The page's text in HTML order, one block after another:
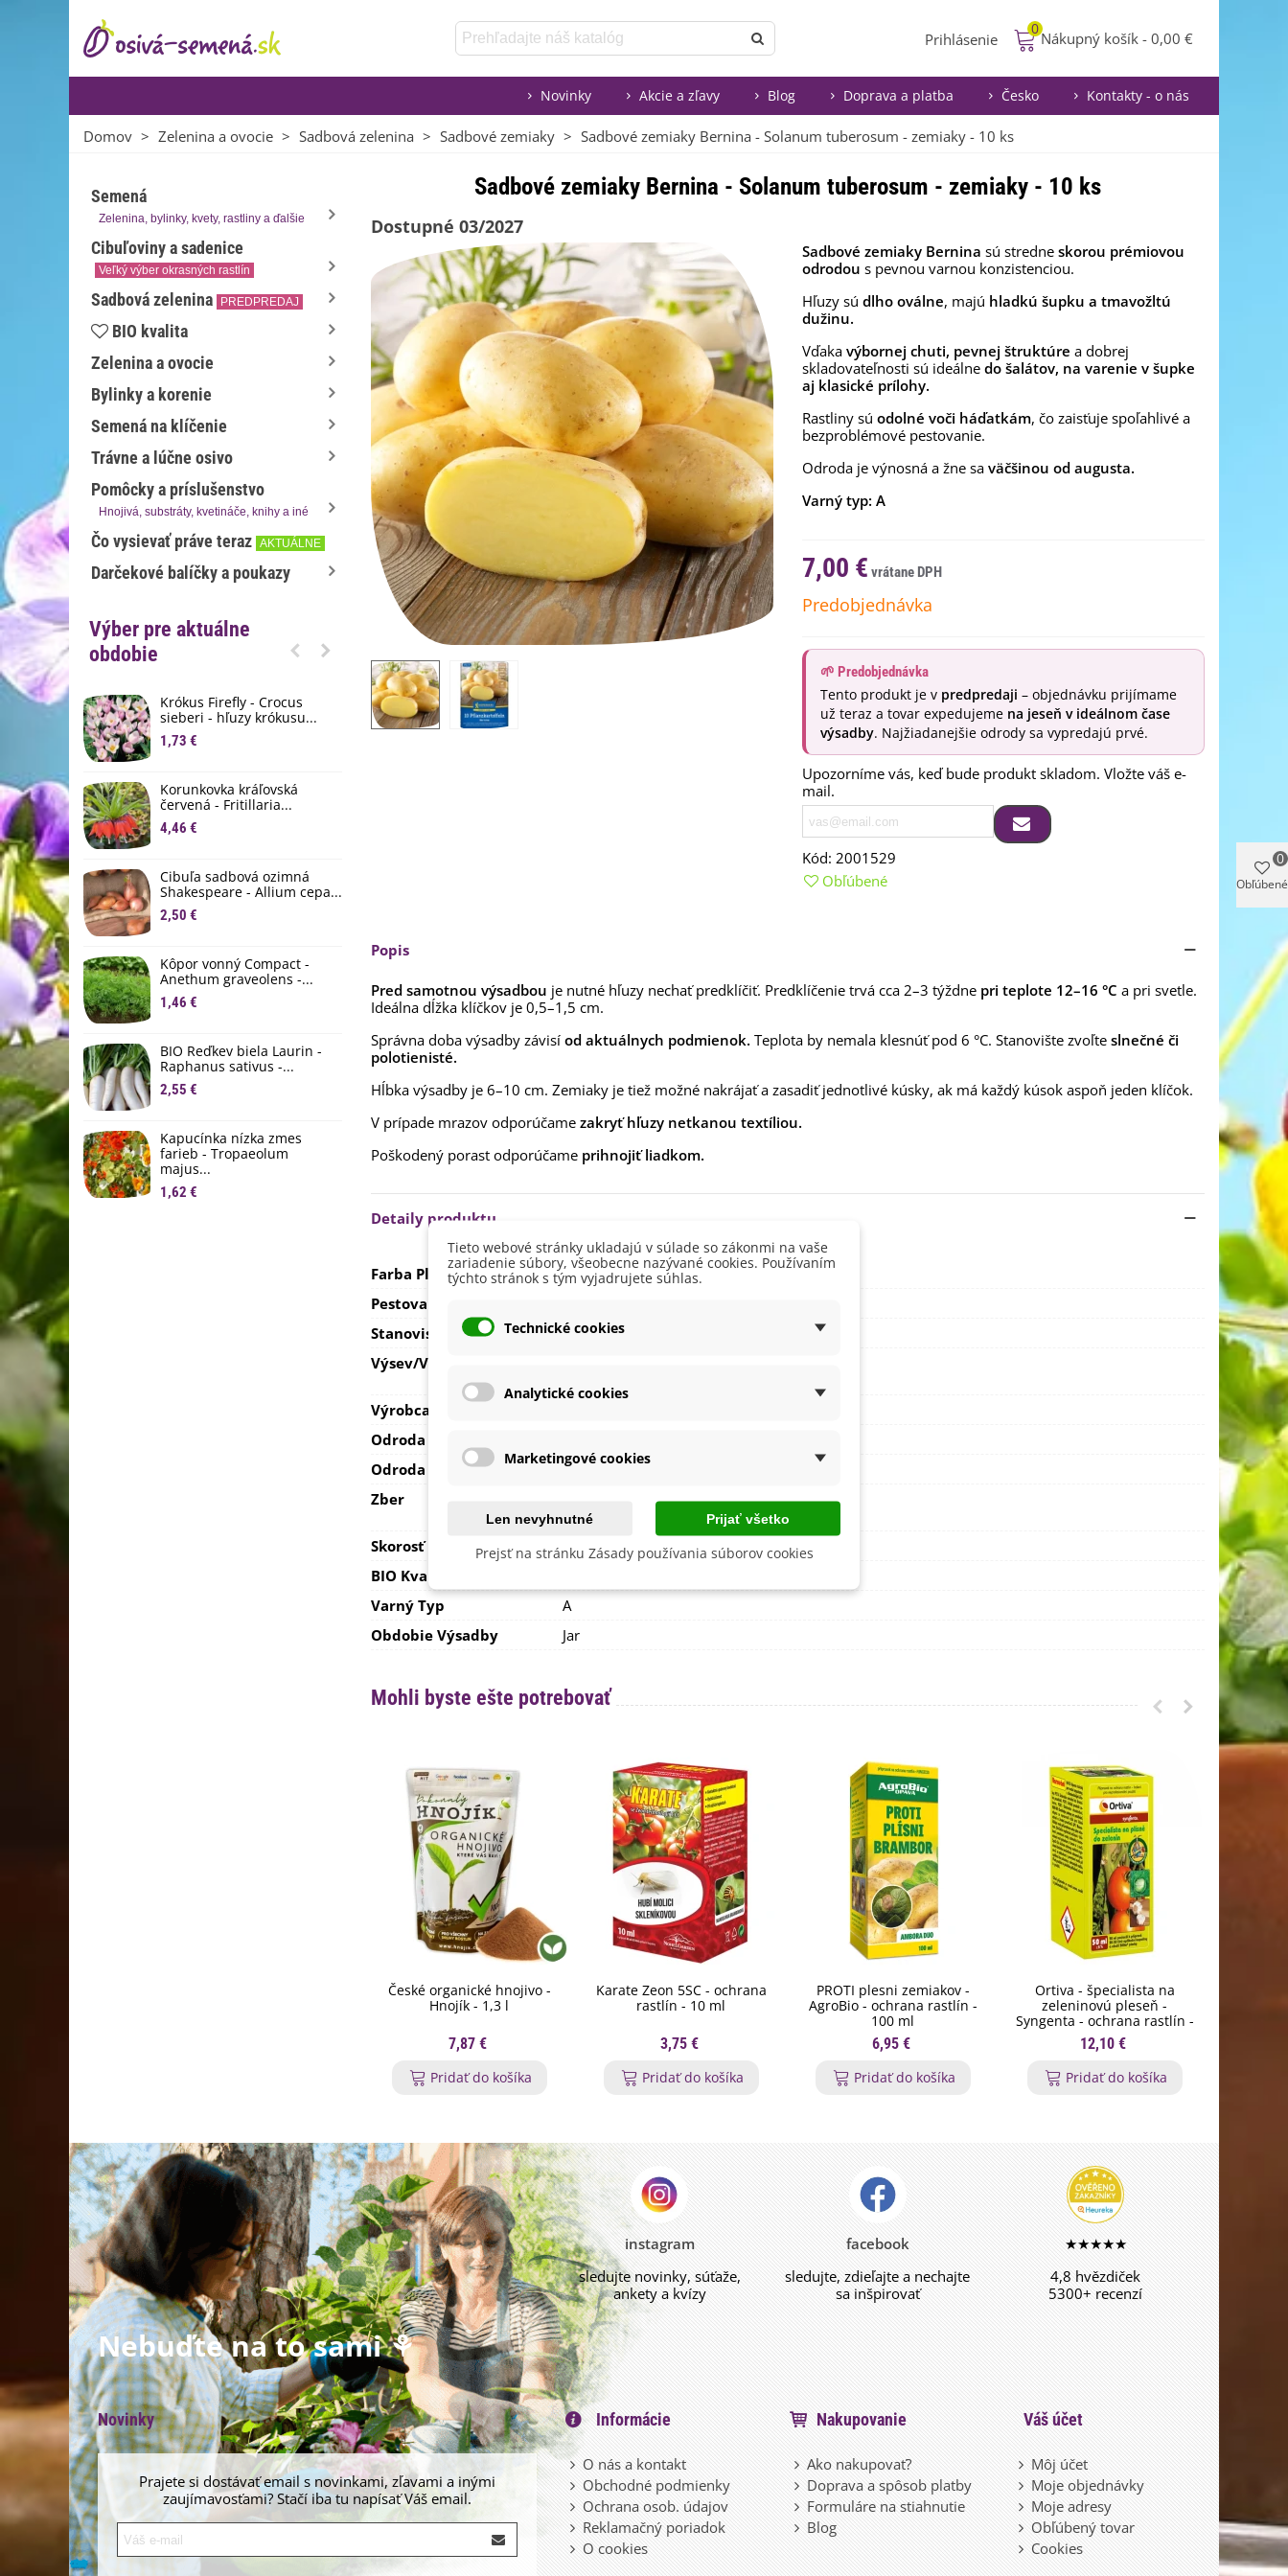
Prihlásenie
0
Nákupný košík - 0,00 €
Novinky Akcie a zľavy Blog Doprava a platba Česko Kontakty - o nás
Domov > Zelenina a ovocie > Sadbová zelenina > Sadbové zemiaky > Sadbové zemiaky Bernina - Solanum tuberosum - zemiaky - 10 ks
Semená
Zelenina, bylinky, kvety, rastliny a ďalšie
Cibuľoviny a sadenice
Veľký výber okrasných rastlín
Sadbová zelenina PREDPREDAJ
BIO kvalita
Zelenina a ovocie
Bylinky a korenie
Semená na klíčenie
Trávne a lúčne osivo
Pomôcky a príslušenstvo
Hnojivá, substráty, kvetináče, knihy a iné
Čo vysievať práve teraz AKTUÁLNE
Darčekové balíčky a poukazy
Výber pre aktuálne
obdobie
Krókus Firefly - Crocus
sieberi - hľuzy krókusu...
1,73 €
Korunkovka kráľovská
červená - Fritillaria...
4,46 €
Cibuľa sadbová ozimná
Shakespeare - Allium cepa...
2,50 €
Kôpor vonný Compact -
Anethum graveolens -...
1,46 €
BIO Reďkev biela Laurin -
Raphanus sativus -...
2,55 €
Kapucínka nízka zmes
farieb - Tropaeolum
majus...
1,62 €
Semienkové bomby -
darčekový box na vajíčka -...
Begónia plnokvetá žltá -
Begonia superba -...
2,69 € 3,85 € -30%
Blahovičník - Eukalyptus...
4,08 €
Sadbové zemiaky Bernina - Solanum tuberosum - zemiaky - 10 ks
Dostupné 03/2027
Sadbové zemiaky Bernina sú stredne skorou prémiovou
odrodou s pevnou varnou konzistenciou.
Hľuzy sú dlho oválne, majú hladkú šupku a tmavožltú
dužinu.
Vďaka výbornej chuti, pevnej štruktúre a dobrej
skladovateľnosti sú ideálne do šalátov, na varenie v šupke
aj klasické prílohy.
Rastliny sú odolné voči háďatkám, čo zaisťuje spoľahlivé a
bezproblémové pestovanie.
Odroda je výnosná a žne sa väčšinou od augusta.
Varný typ: A
7,00 €
Predobjednávka
🌱 Predobjednávka
Tento produkt je v predpredaji – objednávku prijímame
už teraz a tovar expedujeme na jeseň v ideálnom čase
výsadby. Najžiadanejšie odrody sa vypredajú prvé.
Upozorníme vás, keď bude produkt skladom. Vložte váš e-
mail.
Kód: 2001529
Obľúbené
Popis
Pred samotnou výsadbou je nutné hľuzy nechať predklíčiť. Predklíčenie trvá cca 2–3 týždne pri teplote 12–16 °C a pri svetle.
Ideálna dĺžka klíčkov je 0,5–1,5 cm.
Správna doba výsadby závisí od aktuálnych podmienok. Teplota by nemala klesnúť pod 6 °C. Stanovište zvoľte slnečné či
polotienisté.
Hĺbka výsadby je 6–10 cm. Zemiaky je tiež možné nakrájať a zasadiť jednotlivé kúsky, ak má každý kúsok aspoň jeden klíčok.
V prípade mrazov odporúčame zakryť hľuzy netkanou textíliou.
Poškodený porast odporúčame prihnojiť liadkom.
Detaily produktu
Farba Plodu
Žltá
Pestovanie
Stanovisko
Slnečné
Výsev/výsadba
Výrobca
Odroda Sadby
Odroda
Nehybridná
Zber
September
Skorosť Odrody
Poloskorá
BIO Kvalita
Varný Typ
A
Obdobie Výsadby
Jar
Mohli byste ešte potrebovať
České organické hnojivo -
Hnojík - 1,3 l
7,87 €
Pridať do košíka
Karate Zeon 5SC - ochrana
rastlín - 10 ml
3,75 €
Pridať do košíka
PROTI plesni zemiakov -
AgroBio - ochrana rastlín -
100 ml
6,95 €
Pridať do košíka
Ortiva - špecialista na
zeleninovú pleseň -
Syngenta - ochrana rastlín -
50 ml
12,10 €
Pridať do košíka
Nebuďte na to sami ⚘
instagram
sledujte novinky, súťaže,
ankety a kvízy
facebook
sledujte, zdieľajte a nechajte
sa inšpirovať
★★★★★
4,8 hvězdiček
5300+ recenzí
Novinky
Prajete si dostávať email s novinkami, zľavami a inými
zaujímavosťami? Stačí iba tu napísať Váš email.
Informácie
O nás a kontakt
Obchodné podmienky
Ochrana osob. údajov
Reklamačný poriadok
O cookies
Nakupovanie
Ako nakupovať?
Doprava a spôsob platby
Formuláre na stiahnutie
Blog
Váš účet
Môj účet
Moje objednávky
Moje adresy
Obľúbený tovar
Cookies
Obľúbené
0
Tieto webové stránky ukladajú v súlade so zákonmi na vaše
zariadenie súbory, všeobecne nazývané cookies. Používaním
týchto stránok s tým vyjadrujete súhlas.
Technické cookies
Analytické cookies
Marketingové cookies
Len nevyhnutné Prijať všetko
Prejsť na stránku Zásady používania súborov cookies